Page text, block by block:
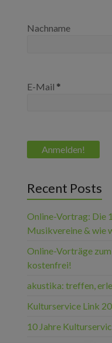
Nachname
E-Mail *
Recent Posts
Online-Vortrag: Die
Musikvereine & wie
Online-Vorträge
kostenfrei!
akustika: treffen,
Kulturservice Link
10 Jahre